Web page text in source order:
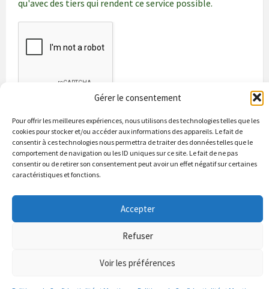
Gérer le consentement
Pour offrir les meilleures expériences, nous utilisons des technologies telles que les
cookies pour stocker et/ou accéder aux informations des appareils. Le fait de
consentir à ces technologies nous permettra de traiter des données telles que le
comportement de navigation ou les ID uniques sur ce site. Le fait de ne pas
consentir ou de retirer son consentement peut avoir un effet négatif sur certaines
caractéristiques et fonctions.
Accepter
Refuser
Voir les préférences
qu'avec des tiers qui rendent ce service possible.
Bienvenue à Puycapel La municipalité
Actualités
Les bonnes adresses
Contacts & renseignements
Conformité à la loi RGPD
Puycapel.fr utilise des cookies pour améliorer les performance et
votre usage du site web. nous présumons de votre accord pour